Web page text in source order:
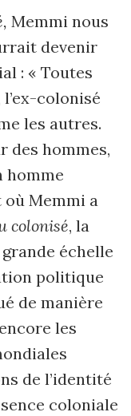
Memmi nous
devenir
: « Toutes
colonisé
les autres.
des hommes,
homme
où Memmi a
colonisé, la
échelle
politique
de manière
les
de l’identité
coloniale